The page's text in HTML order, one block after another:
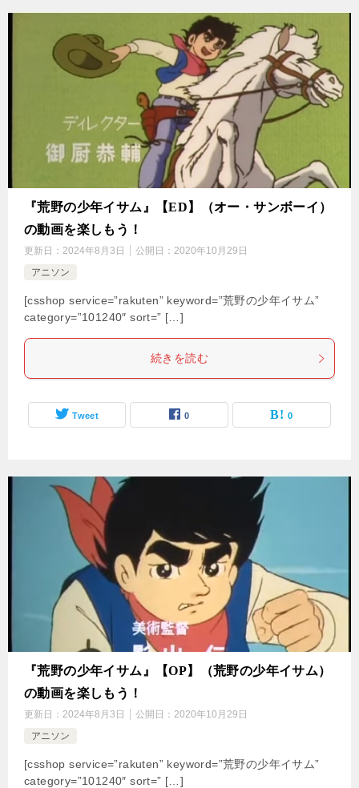
『荒野の少年イサム』【ED】（オー・サンボーイ）
の動画を楽しもう！
更新日： 2024年8月3日 公開日： 2020年10月29日
アニソン
[csshop service=”rakuten” keyword=”荒野の少年イサム”
category=”101240″ sort=” […]
続きを読む
Tweet 0 0
『荒野の少年イサム』【OP】（荒野の少年イサム）
の動画を楽しもう！
更新日： 2024年8月3日 公開日： 2020年10月29日
アニソン
[csshop service=”rakuten” keyword=”荒野の少年イサム”
category=”101240″ sort=” […]